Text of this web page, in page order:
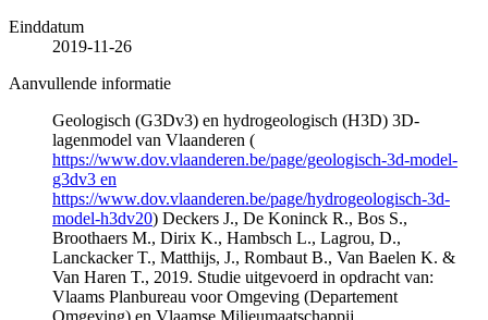
Einddatum
2019-11-26
Aanvullende informatie
Geologisch (G3Dv3) en hydrogeologisch (H3D) 3D-
lagenmodel van Vlaanderen (
https://www.dov.vlaanderen.be/page/geologisch-3d-model-
g3dv3 en
https://www.dov.vlaanderen.be/page/hydrogeologisch-3d-
model-h3dv20) Deckers J., De Koninck R., Bos S.,
Broothaers M., Dirix K., Hambsch L., Lagrou, D.,
Lanckacker T., Matthijs, J., Rombaut B., Van Baelen K. &
Van Haren T., 2019. Studie uitgevoerd in opdracht van:
Vlaams Planbureau voor Omgeving (Departement
Omgeving) en Vlaamse Milieumaatschappij